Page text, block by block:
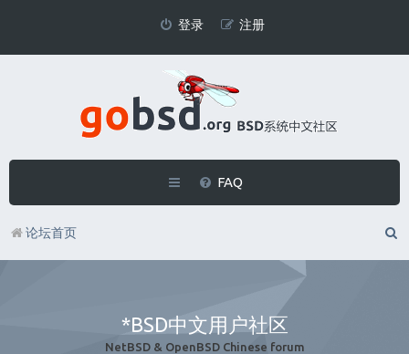
登录 注册
FAQ
论坛首页
*BSD中文用户社区
NetBSD & OpenBSD Chinese forum